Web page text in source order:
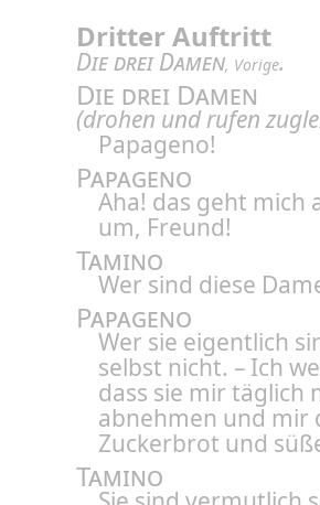
Dritter Auftritt
Die drei Damen, Vorige.
Die drei Damen
(drohen und rufen
Papageno!
Papageno
Aha! das geht mich
um, Freund!
Tamino
Wer sind diese
Papageno
Wer sie eigentlich
selbst nicht. – Ich
dass sie mir täglich
abnehmen und mir
Zuckerbrot und
Tamino